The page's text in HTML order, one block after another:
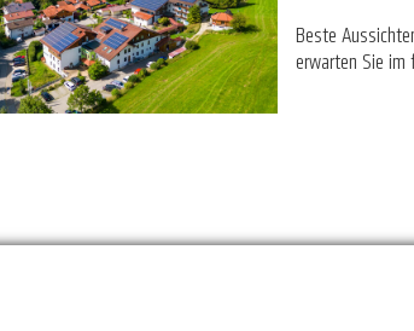
Beste
erwarten Sie